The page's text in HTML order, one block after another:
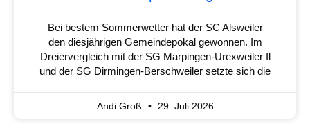
Bei bestem Sommerwetter hat der SC Alsweiler
den diesjährigen Gemeindepokal gewonnen. Im
Dreiervergleich mit der SG Marpingen-Urexweiler Il
und der SG Dirmingen-Berschweiler setzte sich die
Andi Groß 29. Juli 2026